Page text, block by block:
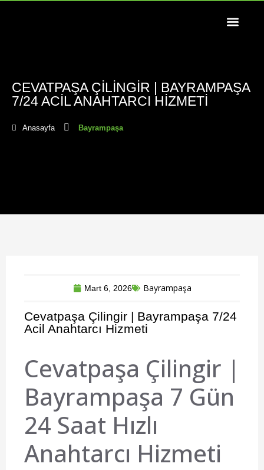
CEVATPAŞA ÇILINGIR | BAYRAMPAŞA
7/24 ACIL ANAHTARCI HIZMETI
Anasayfa Bayrampaşa
Mart 6, 2026 Bayrampaşa
Cevatpaşa Çilingir | Bayrampaşa 7/24
Acil Anahtarcı Hizmeti
Cevatpaşa Çilingir |
Bayrampaşa 7 Gün
24 Saat Hızlı
Anahtarcı Hizmeti